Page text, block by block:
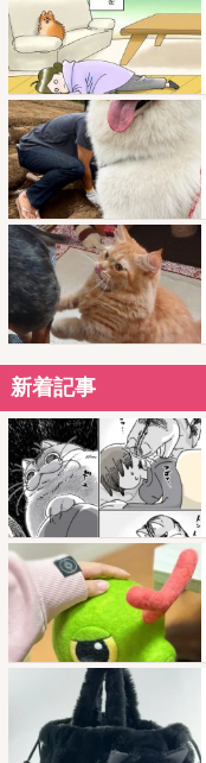
新着記事